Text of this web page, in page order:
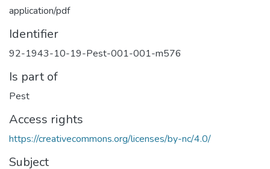
application/pdf
Identifier
92-1943-10-19-Pest-001-001-m576
Is part of
Pest
Access rights
https://creativecommons.org/licenses/by-nc/4.0/
Subject